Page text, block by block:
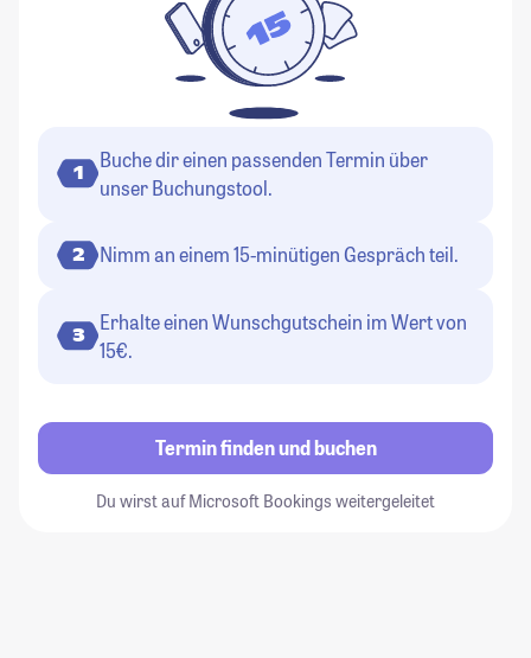
1
Buche dir einen passenden Termin über
unser Buchungstool.
2 Nimm an einem 15-minütigen Gespräch teil.
3
Erhalte einen Wunschgutschein im Wert von
15€.
Termin finden und buchen
Du wirst auf Microsoft Bookings weitergeleitet